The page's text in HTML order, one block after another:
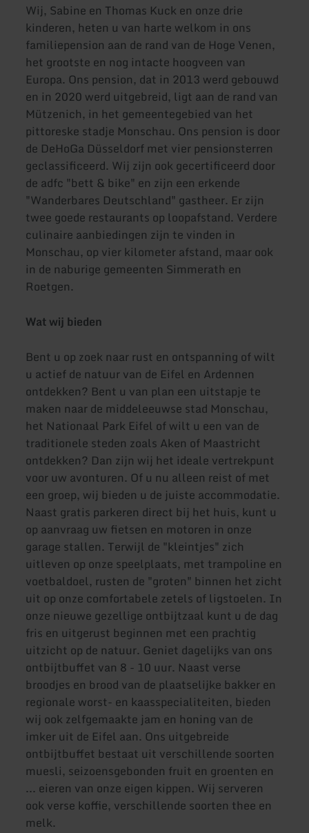
Wij, Sabine en Thomas Kuck en onze drie
kinderen, heten u van harte welkom in ons
familiepension aan de rand van de Hoge Venen,
het grootste en nog intacte hoogveen van
Europa. Ons pension, dat in 2013 werd gebouwd
en in 2020 werd uitgebreid, ligt aan de rand van
Mützenich, in het gemeentegebied van het
pittoreske stadje Monschau. Ons pension is door
de DeHoGa Düsseldorf met vier pensionsterren
geclassificeerd. Wij zijn ook gecertificeerd door
de adfc "bett & bike" en zijn een erkende
"Wanderbares Deutschland" gastheer. Er zijn
twee goede restaurants op loopafstand. Verdere
culinaire aanbiedingen zijn te vinden in
Monschau, op vier kilometer afstand, maar ook
in de naburige gemeenten Simmerath en
Roetgen.
Wat wij bieden
Bent u op zoek naar rust en ontspanning of wilt
u actief de natuur van de Eifel en Ardennen
ontdekken? Bent u van plan een uitstapje te
maken naar de middeleeuwse stad Monschau,
het Nationaal Park Eifel of wilt u een van de
traditionele steden zoals Aken of Maastricht
ontdekken? Dan zijn wij het ideale vertrekpunt
voor uw avonturen. Of u nu alleen reist of met
een groep, wij bieden u de juiste accommodatie.
Naast gratis parkeren direct bij het huis, kunt u
op aanvraag uw fietsen en motoren in onze
garage stallen. Terwijl de "kleintjes" zich
uitleven op onze speelplaats, met trampoline en
voetbaldoel, rusten de "groten" binnen het zicht
uit op onze comfortabele zetels of ligstoelen. In
onze nieuwe gezellige ontbijtzaal kunt u de dag
fris en uitgerust beginnen met een prachtig
uitzicht op de natuur. Geniet dagelijks van ons
ontbijtbuffet van 8 - 10 uur. Naast verse
broodjes en brood van de plaatselijke bakker en
regionale worst- en kaasspecialiteiten, bieden
wij ook zelfgemaakte jam en honing van de
imker uit de Eifel aan. Ons uitgebreide
ontbijtbuffet bestaat uit verschillende soorten
muesli, seizoensgebonden fruit en groenten en
... eieren van onze eigen kippen. Wij serveren
ook verse koffie, verschillende soorten thee en
melk.